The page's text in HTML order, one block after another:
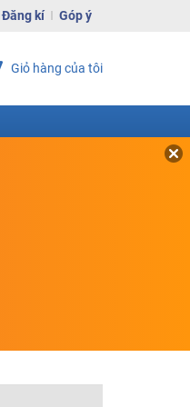
Đăng kí Góp ý
Giỏ hàng của tôi